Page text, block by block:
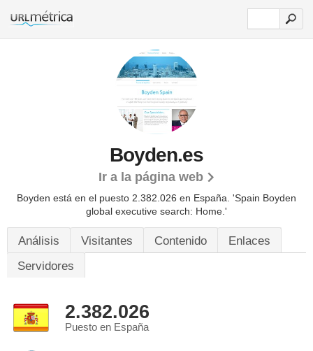
Boyden.es
Ir a la página web
Boyden está en el puesto 2.382.026 en España. 'Spain Boyden
global executive search: Home.'
Análisis Visitantes Contenido
Enlaces
Servidores
2.382.026
Puesto en España